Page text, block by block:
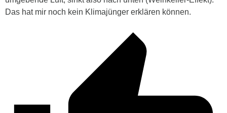
Das hat mir noch kein Klimajünger erklären können.